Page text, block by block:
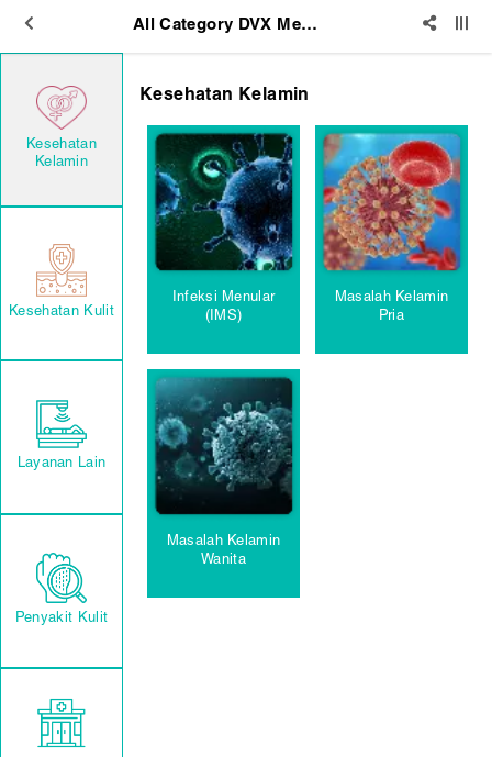
All Category DVX Medical Surabaya & Jakarta
Kesehatan
Kelamin
Kesehatan Kulit
Layanan Lain
Penyakit Kulit
Kesehatan Kelamin
Infeksi Menular
(IMS)
Masalah Kelamin
Pria
Masalah Kelamin
Wanita